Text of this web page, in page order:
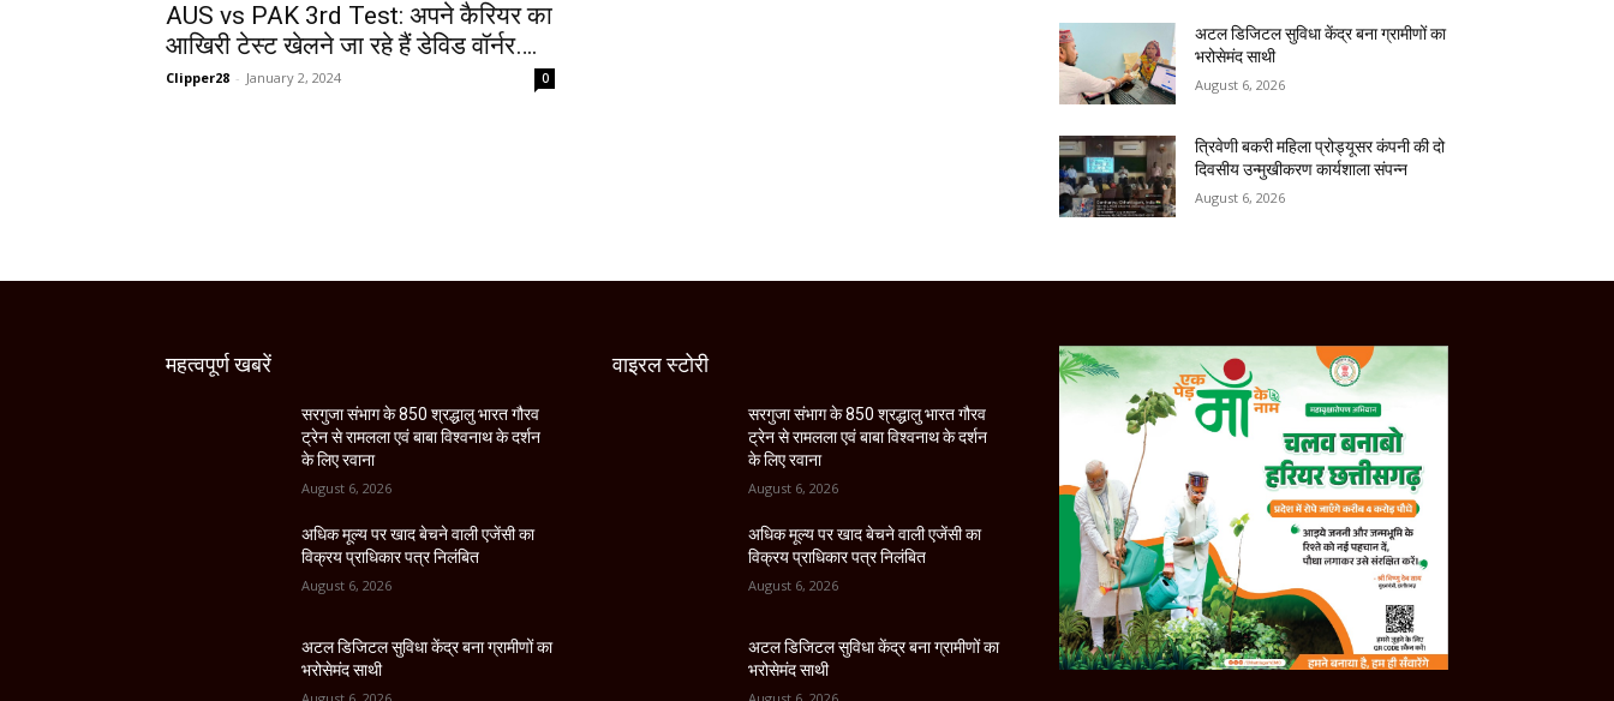
AUS vs PAK 3rd Test: अपने कैरियर का
आखिरी टेस्ट खेलने जा रहे हैं डेविड वॉर्नर….
Clipper28 - January 2, 2024 0
अटल डिजिटल सुविधा केंद्र बना ग्रामीणों का
भरोसेमंद साथी
August 6, 2026
त्रिवेणी बकरी महिला प्रोड्यूसर कंपनी की दो
दिवसीय उन्मुखीकरण कार्यशाला संपन्न
August 6, 2026
महत्वपूर्ण खबरें
सरगुजा संभाग के 850 श्रद्धालु भारत गौरव
ट्रेन से रामलला एवं बाबा विश्वनाथ के दर्शन
के लिए रवाना
August 6, 2026
अधिक मूल्य पर खाद बेचने वाली एजेंसी का
विक्रय प्राधिकार पत्र निलंबित
August 6, 2026
अटल डिजिटल सुविधा केंद्र बना ग्रामीणों का
भरोसेमंद साथी
वाइरल स्टोरी
सरगुजा संभाग के 850 श्रद्धालु भारत गौरव
ट्रेन से रामलला एवं बाबा विश्वनाथ के दर्शन
के लिए रवाना
August 6, 2026
अधिक मूल्य पर खाद बेचने वाली एजेंसी का
विक्रय प्राधिकार पत्र निलंबित
August 6, 2026
अटल डिजिटल सुविधा केंद्र बना ग्रामीणों का
भरोसेमंद साथी